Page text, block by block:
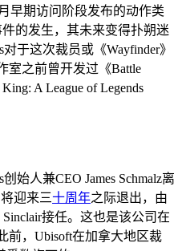
早期访问阶段发布的动作类
的发生，其未来变得扑朔迷
于这次裁员或《Wayfinder》
室之前曾开发过《Battle
A League of Legends
始人兼CEO James Schmalz离
迎来三十周年之际退出，由
接任。这也是该公司在
前，Ubisoft在加拿大地区裁